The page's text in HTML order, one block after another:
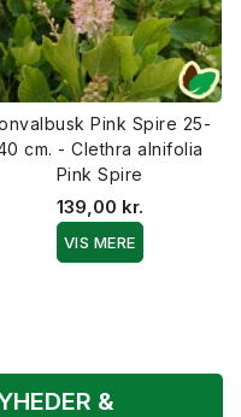
Pink Spire 25-
cm. - Clethra alnifolia
Pink Spire
139,00 kr.
VIS MERE
&